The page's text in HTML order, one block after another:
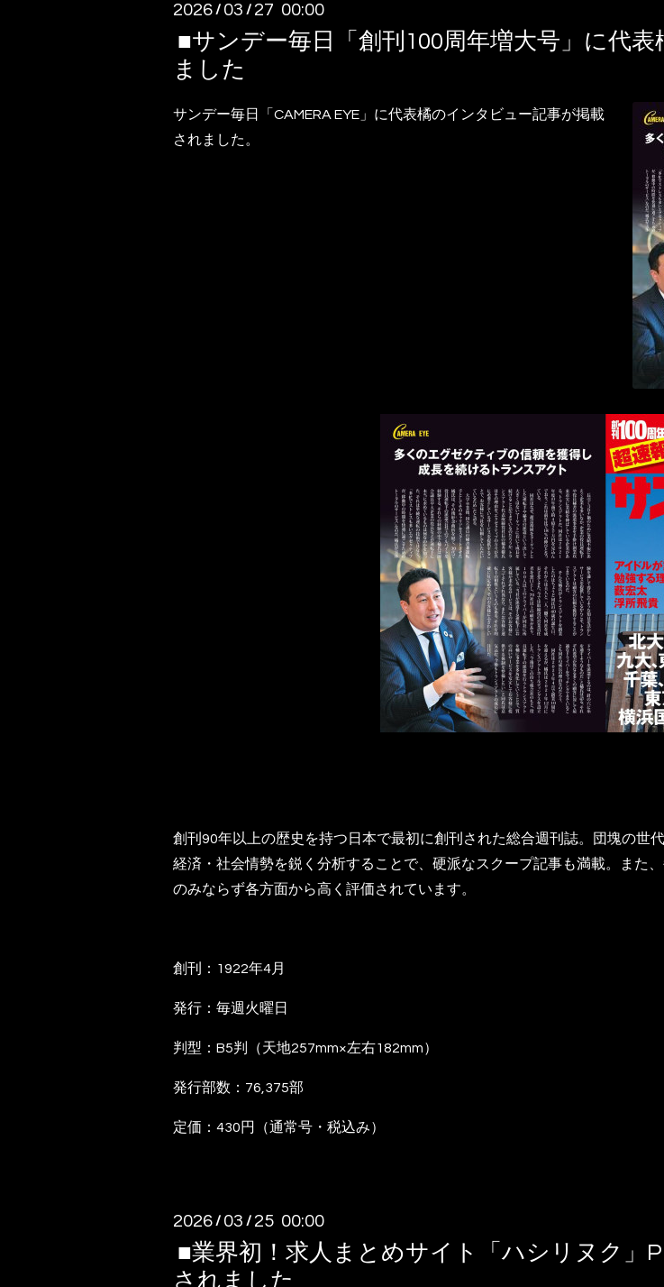
2026 / 03 / 27 00:00
■サンデー毎日「創刊100周年増大号」に代
ました
サンデー毎日「CAMERA EYE」に代表橘のインタビュー記事が掲載
されました。
創刊90年以上の歴史を持つ日本で最初に創刊された総合週刊誌。団塊の世
経済・社会情勢を鋭く分析することで、硬派なスクープ記事も満載。また
のみならず各方面から高く評価されています。
創刊：1922年4月
発行：毎週火曜日
判型：B5判（天地257mm×左右182mm）
発行部数：76,375部
定価：430円（通常号・税込み）
2026 / 03 / 25 00:00
■業界初！求人まとめサイト「ハシリヌク」
されました